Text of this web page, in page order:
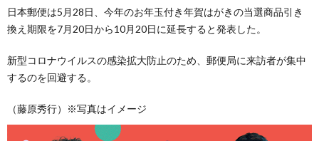
日本郵便は5月28日、今年のお年玉付き年賀はがきの当選商品引き
換え期限を7月20日から10月20日に延長すると発表した。
新型コロナウイルスの感染拡大防止のため、郵便局に来訪者が集中
するのを回避する。
（藤原秀行）※写真はイメージ